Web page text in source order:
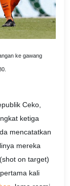
ke gawang
Ceko,
ketiga
mencatatkan
mereka
on target)
kali